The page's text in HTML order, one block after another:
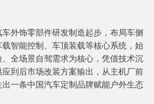
外饰零部件研发制造起步，布局车侧
智能控制、车顶装载等核心系统，始
全场景自驾需求为核心，凭借技术沉
到后市场改装方案输出，从主机厂前
一条中国汽车定制品牌赋能户外生态